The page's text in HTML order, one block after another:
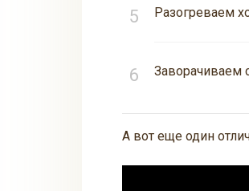
Разогреваем
Заворачиваем
А вот еще один